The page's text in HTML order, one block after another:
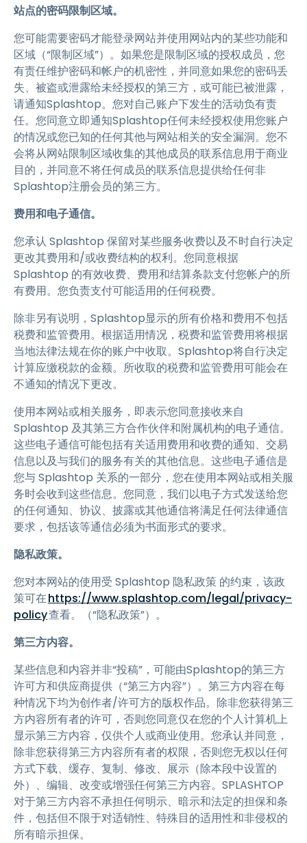
站点的密码限制区域。
您可能需要密码才能登录网站并使用网站内的某些功能和
区域（“限制区域”）。如果您是限制区域的授权成员，您
有责任维护密码和帐户的机密性，并同意如果您的密码丢
失、被盗或泄露给未经授权的第三方，或可能已被泄露，
请通知Splashtop。您对自己账户下发生的活动负有责
任。您同意立即通知Splashtop任何未经授权使用您账户
的情况或您已知的任何其他与网站相关的安全漏洞。您不
会将从网站限制区域收集的其他成员的联系信息用于商业
目的，并同意不将任何成员的联系信息提供给任何非
Splashtop注册会员的第三方。
费用和电子通信。
您承认 Splashtop 保留对某些服务收费以及不时自行决定
更改其费用和/或收费结构的权利。您同意根据
Splashtop 的有效收费、费用和结算条款支付您帐户的所
有费用。您负责支付可能适用的任何税费。
除非另有说明，Splashtop显示的所有价格和费用不包括
税费和监管费用。根据适用情况，税费和监管费用将根据
当地法律法规在你的账户中收取。Splashtop将自行决定
计算应缴税款的金额。所收取的税费和监管费用可能会在
不通知的情况下更改。
使用本网站或相关服务，即表示您同意接收来自
Splashtop 及其第三方合作伙伴和附属机构的电子通信。
这些电子通信可能包括有关适用费用和收费的通知、交易
信息以及与我们的服务有关的其他信息。这些电子通信是
您与 Splashtop 关系的一部分，您在使用本网站或相关服
务时会收到这些信息。您同意，我们以电子方式发送给您
的任何通知、协议、披露或其他通信将满足任何法律通信
要求，包括该等通信必须为书面形式的要求。
隐私政策。
您对本网站的使用受 Splashtop 隐私政策 的约束，该政
策可在https://www.splashtop.com/legal/privacy-
policy查看。（“隐私政策”）。
第三方内容。
某些信息和内容并非“投稿”，可能由Splashtop的第三方
许可方和供应商提供（“第三方内容”）。第三方内容在每
种情况下均为创作者/许可方的版权作品。除非您获得第三
方内容所有者的许可，否则您同意仅在您的个人计算机上
显示第三方内容，仅供个人或商业使用。您承认并同意，
除非您获得第三方内容所有者的权限，否则您无权以任何
方式下载、缓存、复制、修改、展示（除本段中设置的
外）、编辑、改变或增强任何第三方内容。SPLASHTOP
对于第三方内容不承担任何明示、暗示和法定的担保和条
件，包括但不限于对适销性、特殊目的适用性和非侵权的
所有暗示担保。